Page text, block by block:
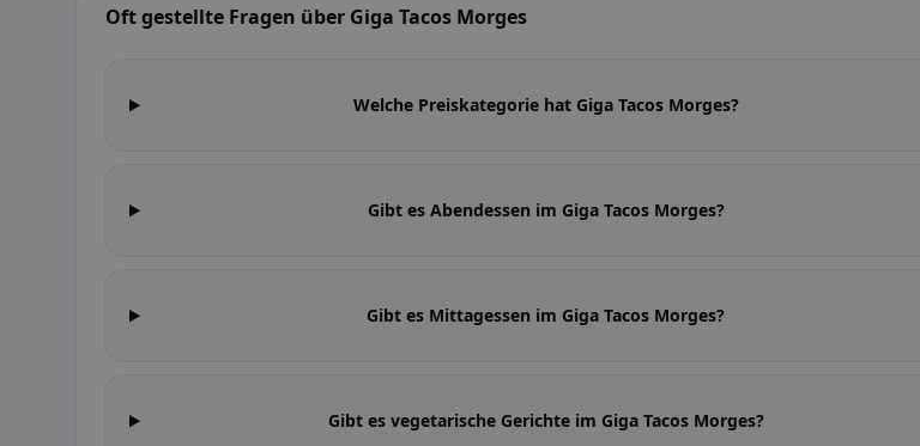
Oft gestellte Fragen über Giga Tacos Morges
Welche Preiskategorie hat Giga Tacos Morges?
Gibt es Abendessen im Giga Tacos Morges?
Gibt es Mittagessen im Giga Tacos Morges?
Gibt es vegetarische Gerichte im Giga Tacos Morges?